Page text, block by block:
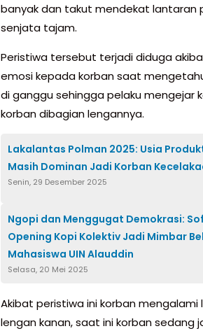
banyak dan takut mendekat lantaran
senjata tajam.
Peristiwa tersebut terjadi diduga
emosi kepada korban saat
di ganggu sehingga pelaku mengejar
korban dibagian lengannya.
Lakalantas Polman 2025: Usia
Masih Dominan Jadi Korban
Senin, 29 Desember 2025
Ngopi dan Menggugat Demokrasi:
Opening Kopi Kolektiv Jadi Mimbar
Mahasiswa UIN Alauddin
Selasa, 20 Mei 2025
Akibat peristiwa ini korban mengalami
lengan kanan, saat ini korban sedang